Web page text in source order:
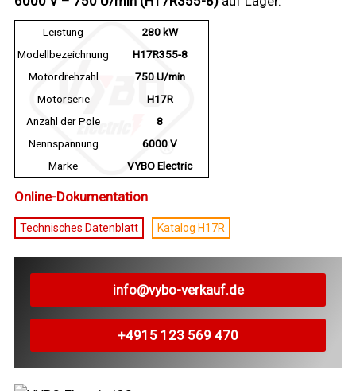
Leistung
280 kW
Modellbezeichnung
H17R355-8
Motordrehzahl
750 U/min
Motorserie
H17R
Anzahl der Pole
8
Nennspannung
6000 V
Marke
VYBO Electric
Online-Dokumentation
Technisches Datenblatt Katalog H17R
info@vybo-verkauf.de
+4915 123 569 470